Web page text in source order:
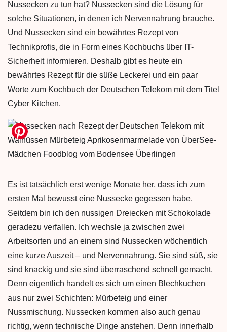
Nussecken zu tun hat? Nussecken sind die Lösung für
solche Situationen, in denen ich Nervennahrung brauche.
Und Nussecken sind ein bewährtes Rezept von
Technikprofis, die in Form eines Kochbuchs über IT-
Sicherheit informieren. Deshalb gibt es heute ein
bewährtes Rezept für die süße Leckerei und ein paar
Worte zum Kochbuch der Deutschen Telekom mit dem Titel
Cyber Kitchen.
Es ist tatsächlich erst wenige Monate her, dass ich zum
ersten Mal bewusst eine Nussecke gegessen habe.
Seitdem bin ich den nussigen Dreiecken mit Schokolade
geradezu verfallen. Ich wechsle ja zwischen zwei
Arbeitsorten und an einem sind Nussecken wöchentlich
eine kurze Auszeit – und Nervennahrung. Sie sind süß, sie
sind knackig und sie sind überraschend schnell gemacht.
Denn eigentlich handelt es sich um einen Blechkuchen
aus nur zwei Schichten: Mürbeteig und einer
Nussmischung. Nussecken kommen also auch genau
richtig, wenn technische Dinge anstehen. Denn innerhalb